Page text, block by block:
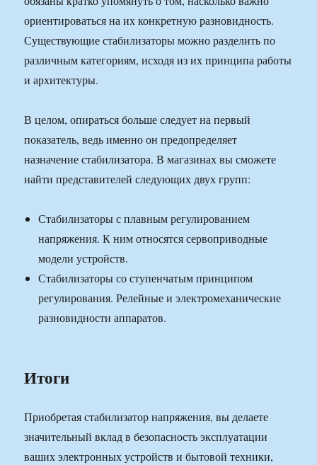
ориентироваться на их конкретную разновидность.
Существующие стабилизаторы можно разделить по
различным категориям, исходя из их принципа работы
и архитектуры.
В целом, опираться больше следует на первый
показатель, ведь именно он предопределяет
назначение стабилизатора. В магазинах вы сможете
найти представителей следующих двух групп:
Стабилизаторы с плавным регулированием
напряжения. К ним относятся сервоприводные
модели устройств.
Стабилизаторы со ступенчатым принципом
регулирования. Релейные и электромеханические
разновидности аппаратов.
Итоги
Приобретая стабилизатор напряжения, вы делаете
значительный вклад в безопасность эксплуатации
ваших электронных устройств и бытовой техники,